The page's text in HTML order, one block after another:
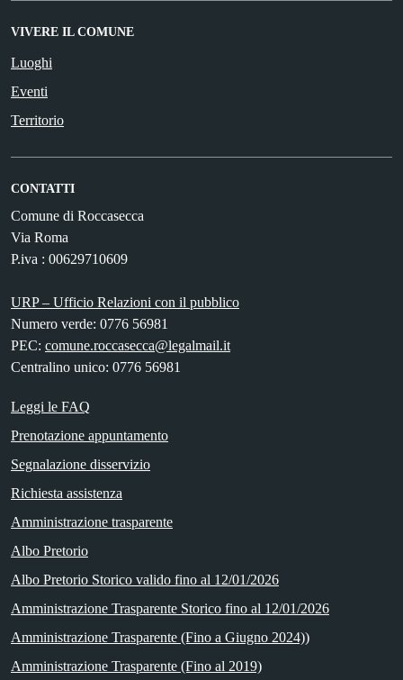
VIVERE IL COMUNE
Luoghi
Eventi
Territorio
CONTATTI
Comune di Roccasecca
Via Roma
P.iva : 00629710609
URP – Ufficio Relazioni con il pubblico
Numero verde: 0776 56981
PEC: comune.roccasecca@legalmail.it
Centralino unico: 0776 56981
Leggi le FAQ
Prenotazione appuntamento
Segnalazione disservizio
Richiesta assistenza
Amministrazione trasparente
Albo Pretorio
Albo Pretorio Storico valido fino al 12/01/2026
Amministrazione Trasparente Storico fino al 12/01/2026
Amministrazione Trasparente (Fino a Giugno 2024))
Amministrazione Trasparente (Fino al 2019)